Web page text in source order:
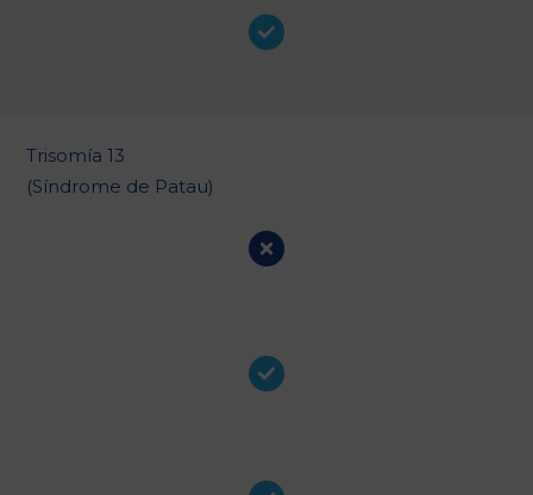
Trisomía 13
(Síndrome de Patau)